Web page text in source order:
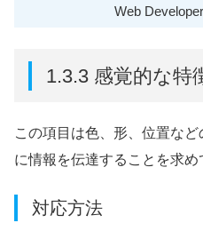
Web
1.3.3 感覚的な特
この項目は色、形、位置な
に情報を伝達することを求め
対応方法